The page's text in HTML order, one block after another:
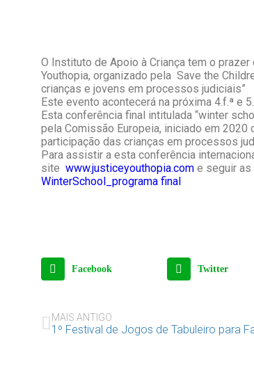
O Instituto de Apoio à Criança tem o
Youthopia, organizado pela Save the
crianças e jovens em processos judiciais”
Este evento acontecerá na próxima 4.f.ª e
Esta conferência final intitulada “winter
pela Comissão Europeia, iniciado em
participação das crianças em processos
Para assistir a esta conferência
site www.justiceyouthopia.com e seguir as
WinterSchool_programa final
Facebook Twitter
MAIS ANTIGO